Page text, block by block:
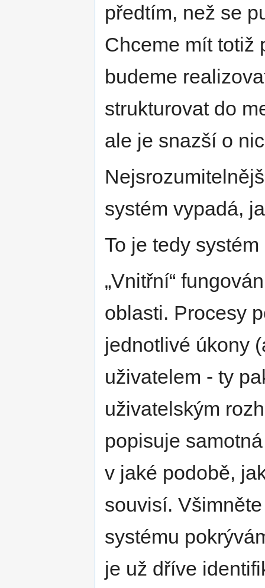
předtím, než se
Chceme mít totiž
budeme
strukturovat do
ale je snazší o
systém vypadá,
To je tedy systém
„Vnitřní“
oblasti. Procesy
jednotlivé úkony
uživatelem - ty
uživatelským
popisuje
v jaké podobě,
souvisí.
systému
je už dříve